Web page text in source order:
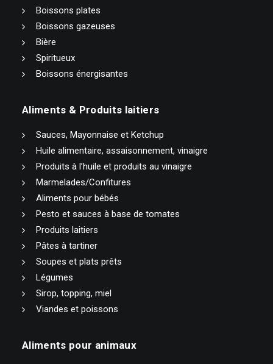
Boissons plates
Boissons gazeuses
Bière
Spiritueux
Boissons énergisantes
Aliments & Produits laitiers
Sauces, Mayonnaise et Ketchup
Huile alimentaire, assaisonnement, vinaigre
Produits à l’huile et produits au vinaigre
Marmelades/Confitures
Aliments pour bébés
Pesto et sauces à base de tomates
Produits laitiers
Pâtes à tartiner
Soupes et plats prêts
Légumes
Sirop, topping, miel
Viandes et poissons
Aliments pour animaux